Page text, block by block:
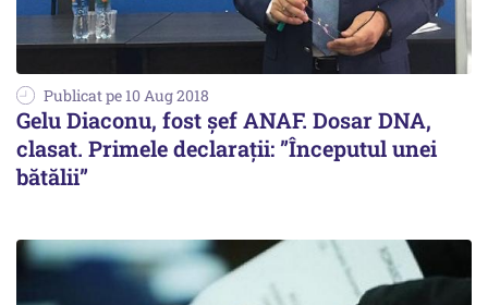
Publicat pe 10 Aug 2018
Gelu Diaconu, fost șef ANAF. Dosar DNA,
clasat. Primele declarații: ”Începutul unei
bătălii”